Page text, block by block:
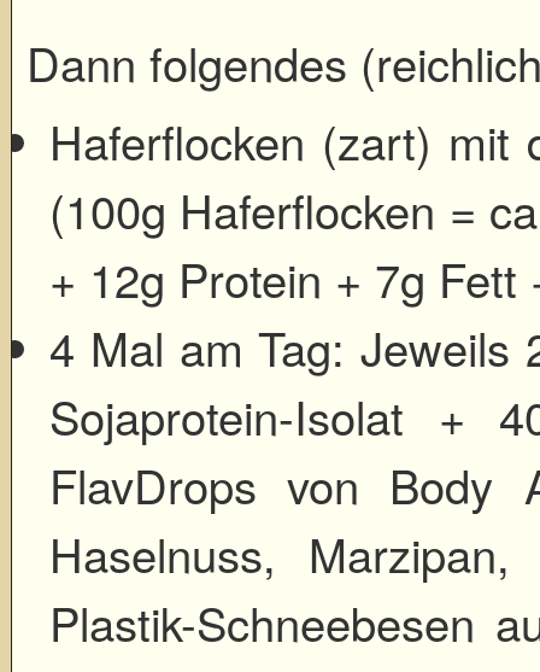
Dann folgendes
Haferflocken (zart) mit
(100g Haferflocken =
+ 12g Protein + 7g
4 Mal am Tag: Jeweils
Sojaprotein-Isolat +
FlavDrops von Body
Haselnuss,
Plastik-Schneebesen